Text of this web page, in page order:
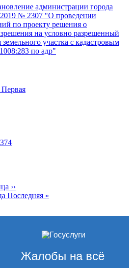
администрации города
№ 2307 "О проведении
по проекту решения о
на условно разрешенный
участка с кадастровым
по адр"
Первая
374
››
Последняя »
Жалобы на всё